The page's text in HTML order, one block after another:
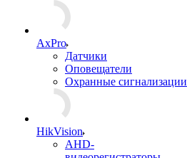
AxPro
Датчики
Оповещатели
Охранные сигнализации
HikVision
AHD-